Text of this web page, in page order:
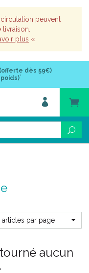
peuvent
plus «
dès 59€)
*
articles par page
aucun